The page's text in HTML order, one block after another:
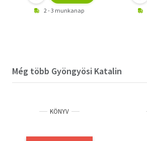
2 - 3 munkanap
Még több Gyöngyösi Katalin
KÖNYV